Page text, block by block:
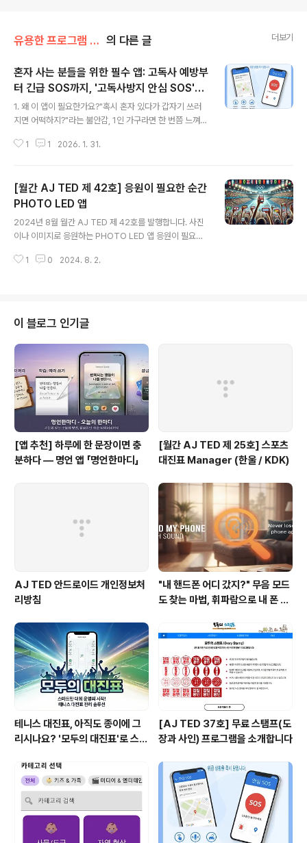
유용한 프로그램 소개 의 다른 글 더보기
혼자 사는 분들을 위한 필수 앱: 고독사 예방부
터 긴급 SOS까지, '고독사방지 안심 SOS'가
지켜드립니다.
1. 왜 이 앱이 필요한가요?"혹시 혼자 있다가 갑자기 쓰러
지면 어떡하지?"라는 불안감, 1인 가구라면 한 번쯤 느껴보
가슴이 철렁했던 경험도 있으실 겁니다.이러한 걱정을 해
을 지키는 '디지털 보호자'입니다. 다운로드 바로가기2. 핵
심 기능 4가지① 24시간 무활동 감지 (고독사 방지)일정
시간(예: 24시간) 동안 휴대폰 사용이 전혀 감지되지 않으
면, 앱이 먼저 안부를 묻습니다. 응답이 없을 경우, 사전에
자동으로 발송합니다.② 전원 버튼 연타 SOS (앱을 열지
1 1 2026. 1. 31.
[월간 AJ TED 제 42호] 응원이 필요한 순간
PHOTO LED 앱
2024년 8월 월간 AJ TED 제 42호를 발행합니다. 사진
이나 이미지로 응원하는 PHOTO LED 앱 응원이 필요한
사용자 이미지를 사용하여 다양한 효과와 함께 나타낼 수
LED(포토 LED)" 입니다. * 어떻게 사용할 수 있나요?구글
플레이: 바로가기에서 설치하여 무료로 이용할 수 있습니
다.* " 탭 카운트 프로(TAP COUNT PRO) " 사용방법1.
국기 이미지나 사진 이미지를 이용하여 LED 디스플레이를
만들 수 있습니다. 2. 움직임 효과, 깜빡임 효과..
1 0 2024. 8. 2.
이 블로그 인기글
[앱 추천] 하루에 한 문장이면 충
분하다 — 명언 앱 「명언한마디」
[월간 AJ TED 제 25호] 스포츠
대진표 Manager (한울 / KDK)
AJ TED 안드로이드 개인정보처
리방침
"내 핸드폰 어디 갔지?" 무음 모드
도 찾는 마법, 휘파람으로 내 폰 찾
테니스 대진표, 아직도 종이에 그
리시나요? '모두의 대진표'로 스마
[AJ TED 37호] 무료 스탬프(도
장과 사인) 프로그램을 소개합니다